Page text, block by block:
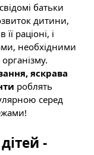
батьки
дитини,
раціоні, і
необхідними
яскрава
роблять
серед
-